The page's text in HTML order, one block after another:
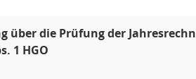
die Prüfung der
1 HGO